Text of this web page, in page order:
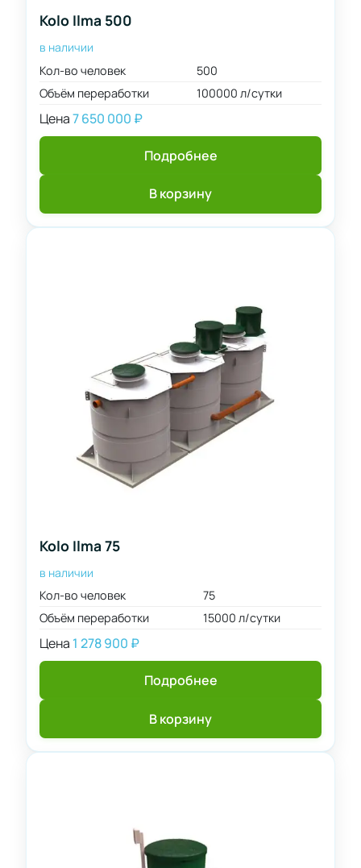
Kolo Ilma 500
в наличии
Кол-во человек
500
Объём переработки
100000 л/сутки
Цена7 650 000 ₽
Подробнее
В корзину
Kolo Ilma 75
в наличии
Кол-во человек
75
Объём переработки
15000 л/сутки
Цена 1 278 900 ₽
Подробнее
В корзину